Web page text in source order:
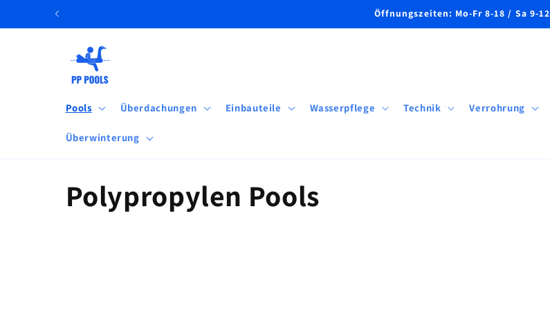
Inhalt
Öffnungszeiten: Mo-Fr 8-18 / Sa 9-12
Pools Überdachungen Einbauteile Wasserpflege Technik Verrohrung
Überwinterung
K
Polypropylen Pools